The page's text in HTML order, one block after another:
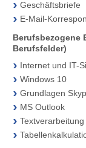
Geschäftsbriefe
E-Mail-
Berufsbezogene
Berufsfelder)
Internet und IT-
Windows 10
Grundlagen
MS Outlook